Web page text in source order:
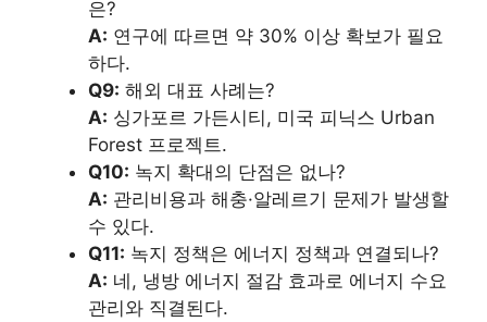
은?
A: 연구에 따르면 약 30% 이상 확보가 필요
하다.
Q9: 해외 대표 사례는?
A: 싱가포르 가든시티, 미국 피닉스 Urban
Forest 프로젝트.
Q10: 녹지 확대의 단점은 없나?
A: 관리비용과 해충·알레르기 문제가 발생할
수 있다.
Q11: 녹지 정책은 에너지 정책과 연결되나?
A: 네, 냉방 에너지 절감 효과로 에너지 수요
관리와 직결된다.